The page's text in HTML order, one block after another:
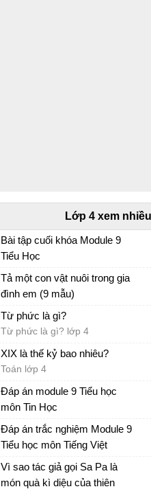
Lớp 4 xem nhiều
Bài tập cuối khóa Module 9
Tiểu Học
Bài tập cuối khóa Module 9 Tiểu
Tả một con vật nuôi trong gia
đình em (9 mẫu)
Từ phức là gì?
Từ phức là gì? lớp 4
XIX là thế kỷ bao nhiêu?
Toán lớp 4
Đáp án module 9 Tiểu học
môn Tin Học
Đáp án trắc nghiệm Module 9 Tiểu
Đáp án trắc nghiệm Module 9
Tiểu học môn Tiếng Việt
Đáp án trắc nghiệm Module 9 Tiểu
Vì sao tác giả gọi Sa Pa là
món quà kì diệu của thiên